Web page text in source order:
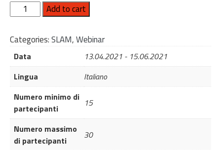
WEBINAR
MICROGEO:
3D
VELOCI,
ACCURATI
SEMPLICI
QUANTO
UNA
CAMMINATA
quantity
Add to cart
Categories:SLAM,Webinar
Data
13.04.2021 - 15.06.2021
Lingua
Italiano
Numero minimo di
partecipanti
15
Numero massimo
di partecipanti
30